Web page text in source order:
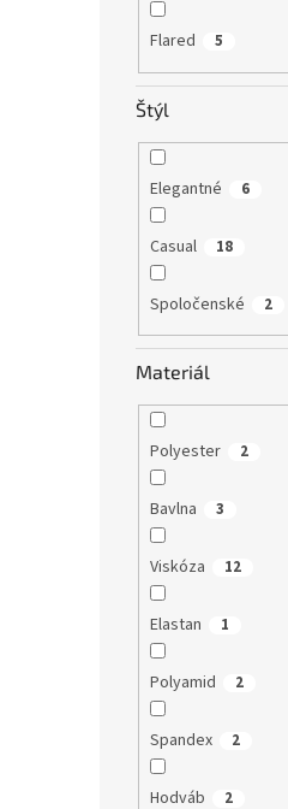
Flared 5
Štýl
Elegantné 6
Casual 18
Spoločenské 2
Materiál
Polyester 2
Bavlna 3
Viskóza 12
Elastan 1
Polyamid 2
Spandex 2
Hodváb 2